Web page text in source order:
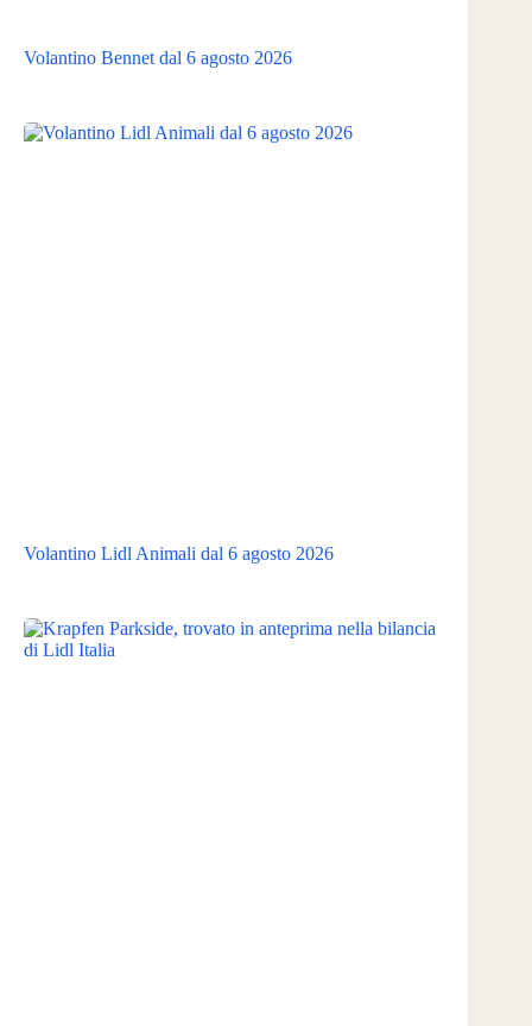
Volantino Bennet dal 6 agosto 2026
Volantino Lidl Animali dal 6 agosto 2026